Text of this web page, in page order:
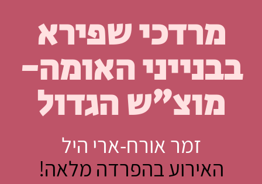
מרדכי שפירא
בבנייני האומה-
מוצ"ש הגדול
זמר אורח-ארי היל
האירוע בהפרדה מלאה!